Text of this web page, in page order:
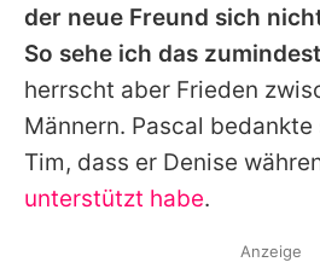
der neue Freund sich
So sehe ich das
herrscht aber Frieden
Männern. Pascal
Tim, dass er Denise
unterstützt habe.
Anzeige